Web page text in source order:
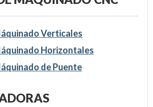
Verticales
Horizontales
de Puente